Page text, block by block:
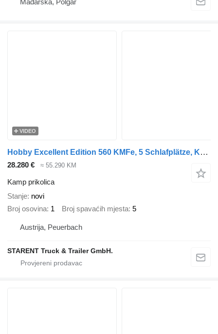
VIDEO
Hobby Excellent Edition 560 KMFe, 5 Schlafplätze, Kühlschrank, Dusche
28.280 € ≈ 55.290 KM
Kamp prikolica
Stanje novi
Broj osovina 1 Broj spavaćih mjesta 5
Austrija, Peuerbach
STARENT Truck & Trailer GmbH.